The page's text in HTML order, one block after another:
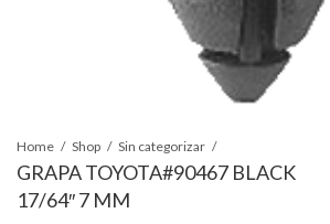
Home Shop Sin categorizar
GRAPA TOYOTA#90467 BLACK
17/64″ 7 MM